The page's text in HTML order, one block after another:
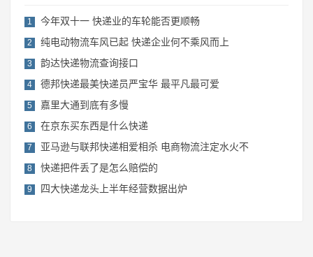
1 今年双十一 快递业的车轮能否更顺畅
2 纯电动物流车风已起 快递企业何不乘风而上
3 韵达快递物流查询接口
4 德邦快递最美快递员严宝华 最平凡最可爱
5 嘉里大通到底有多慢
6 在京东买东西是什么快递
7 亚马逊与联邦快递相爱相杀 电商物流注定水火不
8 快递把件丢了是怎么赔偿的
9 四大快递龙头上半年经营数据出炉